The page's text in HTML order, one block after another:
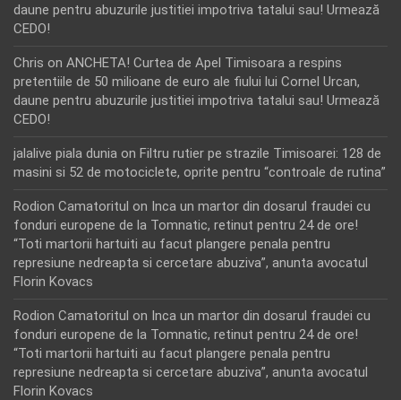
daune pentru abuzurile justitiei impotriva tatalui sau! Urmează
CEDO!
Chris on ANCHETA! Curtea de Apel Timisoara a respins
pretentiile de 50 milioane de euro ale fiului lui Cornel Urcan,
daune pentru abuzurile justitiei impotriva tatalui sau! Urmează
CEDO!
jalalive piala dunia on Filtru rutier pe strazile Timisoarei: 128 de
masini si 52 de motociclete, oprite pentru “controale de rutina”
Rodion Camatoritul on Inca un martor din dosarul fraudei cu
fonduri europene de la Tomnatic, retinut pentru 24 de ore!
“Toti martorii hartuiti au facut plangere penala pentru
represiune nedreapta si cercetare abuziva”, anunta avocatul
Florin Kovacs
Rodion Camatoritul on Inca un martor din dosarul fraudei cu
fonduri europene de la Tomnatic, retinut pentru 24 de ore!
“Toti martorii hartuiti au facut plangere penala pentru
represiune nedreapta si cercetare abuziva”, anunta avocatul
Florin Kovacs